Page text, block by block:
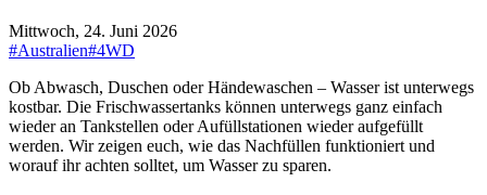
Mittwoch, 24. Juni 2026
#Australien#4WD
Ob Abwasch, Duschen oder Händewaschen – Wasser ist unterwegs
kostbar. Die Frischwassertanks können unterwegs ganz einfach
wieder an Tankstellen oder Aufüllstationen wieder aufgefüllt
werden. Wir zeigen euch, wie das Nachfüllen funktioniert und
worauf ihr achten solltet, um Wasser zu sparen.